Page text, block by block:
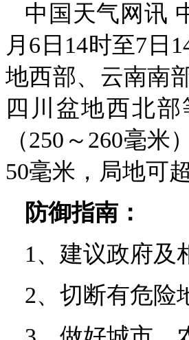
中国天气网讯
月6日14时至7日
地西部、云南南
四川盆地西北
（250～260毫
50毫米，局地可
防御指南：
1、建议政府及
2、切断有危险